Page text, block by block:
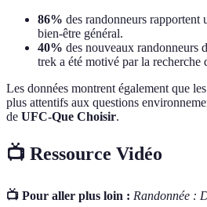
86% des randonneurs rapportent
bien-être général.
40% des nouveaux randonneurs
trek a été motivé par la recherche
Les données montrent également que
plus attentifs aux questions
de UFC-Que Choisir.
📺 Ressource Vidéo
📺 Pour aller plus loin : Randonnée :